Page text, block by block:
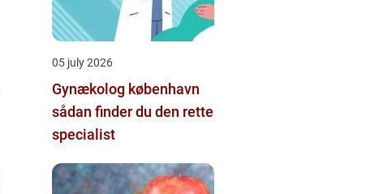
05 july 2026
Gynækolog københavn
sådan finder du den rette
specialist